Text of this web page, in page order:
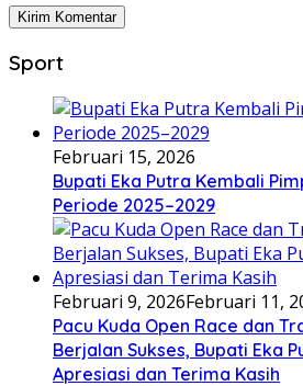
Sport
Februari 15, 2026
Bupati Eka Putra Kembali
Periode 2025–2029
Februari 9, 2026Februari 11,
Pacu Kuda Open Race dan
Berjalan Sukses, Bupati Eka
Apresiasi dan Terima Kasih